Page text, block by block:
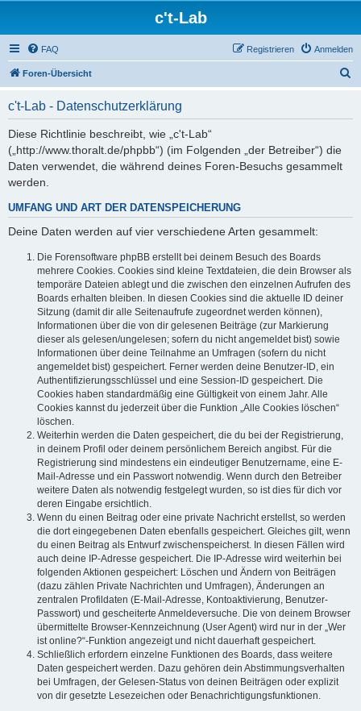
c't-Lab
FAQ Anmelden
Registrieren
Foren-Übersicht
c't-Lab - Datenschutzerklärung
Diese Richtlinie beschreibt, wie „c't-Lab“
(„http://www.thoralt.de/phpbb“) (im Folgenden „der Betreiber“) die
Daten verwendet, die während deines Foren-Besuchs gesammelt
werden.
UMFANG UND ART DER DATENSPEICHERUNG
Deine Daten werden auf vier verschiedene Arten gesammelt:
Die Forensoftware phpBB erstellt bei deinem Besuch des Boards
mehrere Cookies. Cookies sind kleine Textdateien, die dein Browser als
temporäre Dateien ablegt und die zwischen den einzelnen Aufrufen des
Boards erhalten bleiben. In diesen Cookies sind die aktuelle ID deiner
Sitzung (damit dir alle Seitenaufrufe zugeordnet werden können),
Informationen über die von dir gelesenen Beiträge (zur Markierung
dieser als gelesen/ungelesen; sofern du nicht angemeldet bist) sowie
Informationen über deine Teilnahme an Umfragen (sofern du nicht
angemeldet bist) gespeichert. Ferner werden deine Benutzer-ID, ein
Authentifizierungsschlüssel und eine Session-ID gespeichert. Die
Cookies haben standardmäßig eine Gültigkeit von einem Jahr. Alle
Cookies kannst du jederzeit über die Funktion „Alle Cookies löschen“
löschen.
Weiterhin werden die Daten gespeichert, die du bei der Registrierung,
in deinem Profil oder deinem persönlichem Bereich angibst. Für die
Registrierung sind mindestens ein eindeutiger Benutzername, eine E-
Mail-Adresse und ein Passwort notwendig. Wenn durch den Betreiber
weitere Daten als notwendig festgelegt wurden, so ist dies für dich vor
deren Eingabe ersichtlich.
Wenn du einen Beitrag oder eine private Nachricht erstellst, so werden
die dort eingegebenen Daten ebenfalls gespeichert. Gleiches gilt, wenn
du einen Beitrag als Entwurf zwischenspeicherst. In diesen Fällen wird
auch deine IP-Adresse gespeichert. Die IP-Adresse wird weiterhin bei
folgenden Aktionen gespeichert: Löschen und Ändern von Beiträgen
(dazu zählen Private Nachrichten und Umfragen), Änderungen an
zentralen Profildaten (E-Mail-Adresse, Kontoaktivierung, Benutzer-
Passwort) und gescheiterte Anmeldeversuche. Die von deinem Browser
übermittelte Browser-Kennzeichnung (User Agent) wird nur in der „Wer
ist online?“-Funktion angezeigt und nicht dauerhaft gespeichert.
Schließlich erfordern einzelne Funktionen des Boards, dass weitere
Daten gespeichert werden. Dazu gehören dein Abstimmungsverhalten
bei Umfragen, der Gelesen-Status von deinen Beiträgen oder explizit
von dir gesetzte Lesezeichen oder Benachrichtigungsfunktionen.